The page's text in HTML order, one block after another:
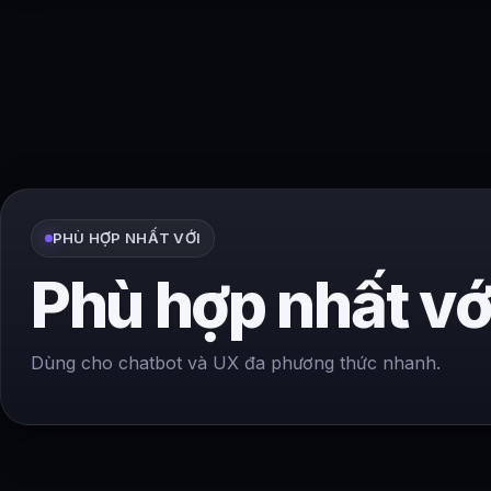
PHÙ HỢP NHẤT VỚI
Phù hợp nhất
Dùng cho chatbot và UX đa phương thức nhanh.